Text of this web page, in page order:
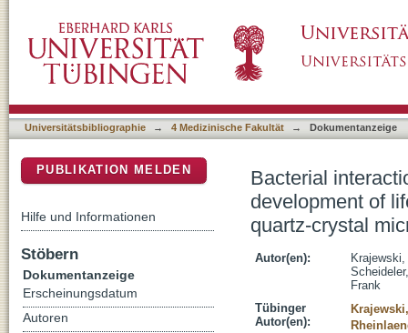
endocarditis studied by use of a quartz-
Universitätsbibliographie → 4 Medizinische Fakultät → Dokumentanzeige
Bacterial
development of
quartz-crystal
Autor(en):
Frank
Tübinger
Autor(en):
PUBLIKATION MELDEN
Hilfe und Informationen
Stöbern
Dokumentanzeige
Erscheinungsdatum
Autoren